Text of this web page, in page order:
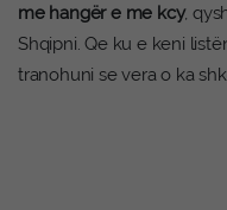
me hangër e me kcy,
Shqipni. Qe ku e keni
tranohuni se vera o ka